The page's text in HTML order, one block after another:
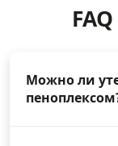
FAQ
Можно ли